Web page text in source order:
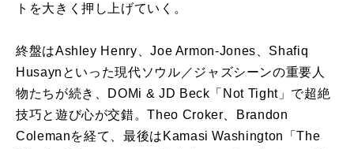
トを大きく押し上げていく。
終盤はAshley Henry、Joe Armon-Jones、Shafiq
Husaynといった現代ソウル／ジャズシーンの重要人
物たちが続き、DOMi & JD Beck「Not Tight」で超絶
技巧と遊び心が交錯。Theo Croker、Brandon
Colemanを経て、最後はKamasi Washington「The